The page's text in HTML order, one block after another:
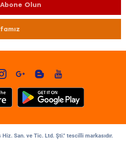
Olun
San. ve Tic. Ltd. Şti." tescilli markasıdır.